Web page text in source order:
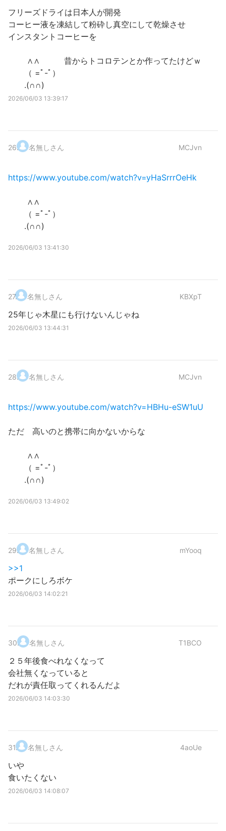
フリーズドライは日本人が開発
コーヒー液を凍結して粉砕し真空にして乾燥させ
インスタントコーヒーを
∧∧ 昔からトコロテンとか作ってたけどｗ
（ =ﾟ-ﾟ）
.(∩∩)
2026/06/03 13:39:17
26. 名無しさん MCJvn
https://www.youtube.com/watch?v=yHaSrrrOeHk
∧∧
（ =ﾟ-ﾟ）
.(∩∩)
2026/06/03 13:41:30
27. 名無しさん KBXpT
25年じゃ木星にも行けないんじゃね
2026/06/03 13:44:31
28. 名無しさん MCJvn
https://www.youtube.com/watch?v=HBHu-eSW1uU
ただ 高いのと携帯に向かないからな
∧∧
（ =ﾟ-ﾟ）
.(∩∩)
2026/06/03 13:49:02
29. 名無しさん mYooq
>>1
ポークにしろボケ
2026/06/03 14:02:21
30. 名無しさん T1BCO
２５年後食べれなくなって
会社無くなっていると
だれが責任取ってくれるんだよ
2026/06/03 14:03:30
31. 名無しさん 4aoUe
いや
食いたくない
2026/06/03 14:08:07